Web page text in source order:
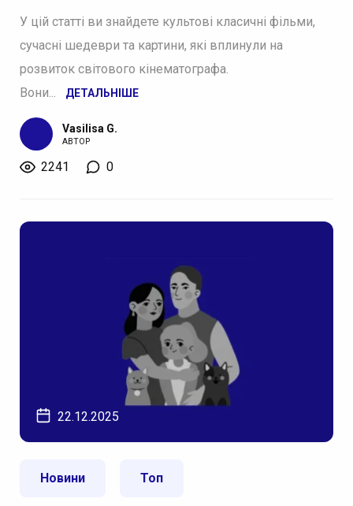
У цій статті ви знайдете культові класичні фільми,
сучасні шедеври та картини, які вплинули на
розвиток світового кінематографа.
Вони...
ДЕТАЛЬНІШЕ
Vasilisa G.
АВТОР
2241 0
22.12.2025
Новини Топ